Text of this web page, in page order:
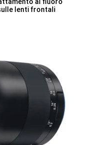
al fluoro
lenti frontali